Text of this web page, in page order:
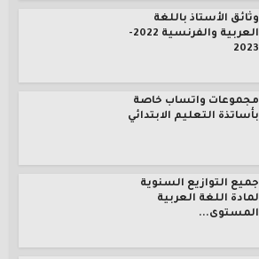
وثائق الأستاذ باللغة
العربية والفرنسية 2022-
2023
مجموعات واتساب خاصة
بأساتذة التعليم الابتدائي
جميع التوازيع السنوية
لمادة اللغة العربية
المستوى...